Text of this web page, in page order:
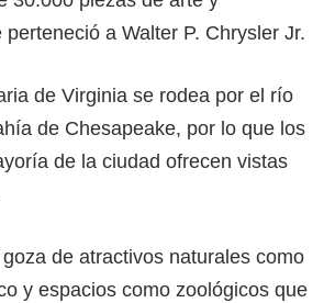
a Walter P. Chrysler Jr.
de Virginia se rodea por el río
de Chesapeake, por lo que los
de la ciudad ofrecen vistas
de atractivos naturales como
y espacios como zoológicos que